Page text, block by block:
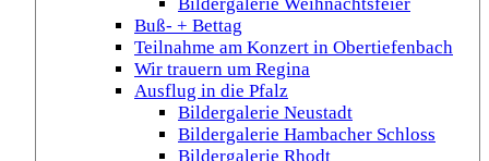
Buß- + Bettag
Teilnahme am Konzert in Obertiefenbach
Wir trauern um Regina
Ausflug in die Pfalz
Bildergalerie Neustadt
Bildergalerie Hambacher Schloss
Bildergalerie Rhodt